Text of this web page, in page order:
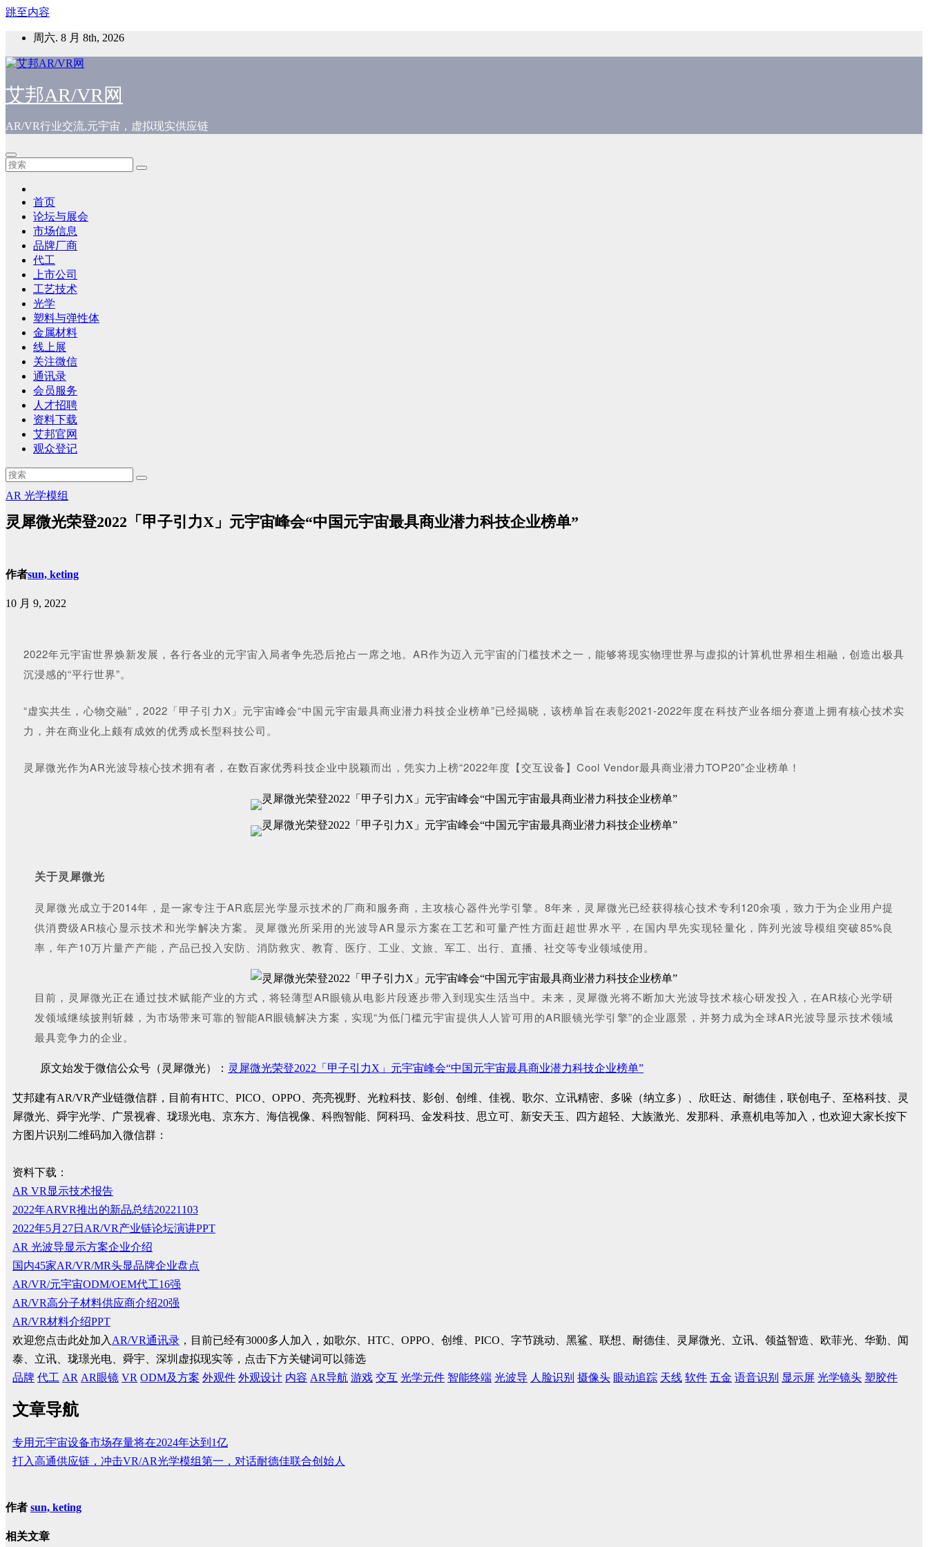
跳至内容
周六. 8 月 8th, 2026
艾邦AR/VR网
AR/VR行业交流,元宇宙，虚拟现实供应链
首页
论坛与展会
市场信息
品牌厂商
代工
上市公司
工艺技术
光学
塑料与弹性体
金属材料
线上展
关注微信
通讯录
会员服务
人才招聘
资料下载
艾邦官网
观众登记
AR 光学模组
灵犀微光荣登2022「甲子引力X」元宇宙峰会“中国元宇宙最具商业潜力科技企业榜单”
作者sun, keting
10 月 9, 2022
2022年元宇宙世界焕新发展，各行各业的元宇宙入局者争先恐后抢占一席之地。AR作为迈入元宇宙的门槛技术之一，能够将现实物理世界与虚拟的计算机世界相生相融，创造出极具
沉浸感的“平行世界”。
“虚实共生，心物交融”，2022「甲子引力X」元宇宙峰会“中国元宇宙最具商业潜力科技企业榜单”已经揭晓，该榜单旨在表彰2021-2022年度在科技产业各细分赛道上拥有核心技术实
力，并在商业化上颇有成效的优秀成长型科技公司。
灵犀微光作为AR光波导核心技术拥有者，在数百家优秀科技企业中脱颖而出，凭实力上榜“2022年度【交互设备】Cool Vendor最具商业潜力TOP20”企业榜单！
关于灵犀微光
灵犀微光成立于2014年，是一家专注于AR底层光学显示技术的厂商和服务商， 主攻核心器件光学引擎 。8年来，灵犀微光已经获得核心技术专利120余项， 致力于为企业用户提
供消费级AR核心显示技术和光学解决方案。灵犀微光所采用的光波导AR显示方案在工艺和可量产性方面赶超世界水平，在国内早先实现轻量化，阵列光波导模组突破85%良
率，年产10万片量产产能，产品已投入安防、消防救灾、教育、医疗、工业、文旅、军工、出行、直播、社交等专业领域使用。
目前，灵犀微光正在通过技术赋能产业的方式，将轻薄型AR眼镜从电影片段逐步带入到现实生活当中。未来，灵犀微光将不断加大光波导技术核心研发投入，在AR核心光学研
发领域继续披荆斩棘，为市场带来可靠的智能AR眼镜解决方案，实现“为低门槛元宇宙提供人人皆可用的AR眼镜光学引擎”的企业愿景，并努力成为全球AR光波导显示技术领域
最具竞争力的企业。
原文始发于微信公众号（灵犀微光）： 灵犀微光荣登2022「甲子引力X」元宇宙峰会“中国元宇宙最具商业潜力科技企业榜单”
艾邦建有AR/VR产业链微信群，目前有HTC、PICO、OPPO、亮亮视野、光粒科技、影创、创维、佳视、歌尔、立讯精密、多哚（纳立多）、欣旺达、耐德佳，联创电子、至格科技、灵
犀微光、舜宇光学、广景视睿、珑璟光电、京东方、海信视像、科煦智能、阿科玛、金发科技、思立可、新安天玉、四方超轻、大族激光、发那科、承熹机电等加入，也欢迎大家长按下
方图片识别二维码加入微信群：
资料下载：
AR VR显示技术报告
2022年ARVR推出的新品总结20221103
2022年5月27日AR/VR产业链论坛演讲PPT
AR 光波导显示方案企业介绍
国内45家AR/VR/MR头显品牌企业盘点
AR/VR/元宇宙ODM/OEM代工16强
AR/VR高分子材料供应商介绍20强
AR/VR材料介绍PPT
欢迎您点击此处加入 AR/VR通讯录 ，目前已经有3000多人加入，如歌尔、HTC、OPPO、创维、PICO、字节跳动、黑鲨、联想、耐德佳、灵犀微光、立讯、领益智造、欧菲光、华勤、闻
泰、立讯、珑璟光电、舜宇、深圳虚拟现实等，点击下方关键词可以筛选
品牌 代工 AR AR眼镜 VR ODM及方案 外观件 外观设计 内容 AR导航 游戏 交互 光学元件 智能终端 光波导 人脸识别 摄像头 眼动追踪 天线 软件 五金 语音识别 显示屏 光学镜头 塑胶件
文章导航
专用元宇宙设备市场存量将在2024年达到1亿
打入高通供应链，冲击VR/AR光学模组第一，对话耐德佳联合创始人
作者 sun, keting
相关文章